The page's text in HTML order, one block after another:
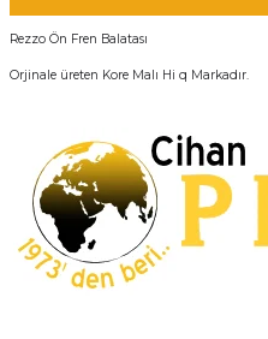
Rezzo Ön Fren Balatası
Orjinale üreten Kore Malı Hi q Markadır.